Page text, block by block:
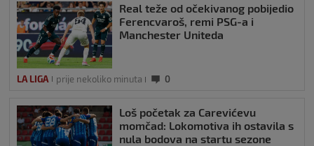
Real teže od očekivanog pobijedio
Ferencvaroš, remi PSG-a i
Manchester Uniteda
LA LIGA prije nekoliko minuta 0
Loš početak za Carevićevu
momčad: Lokomotiva ih ostavila s
nula bodova na startu sezone